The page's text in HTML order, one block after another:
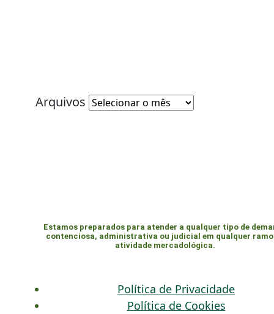
Arquivos
Estamos preparados para atender a qualquer tipo de
contenciosa, administrativa ou judicial em qualquer ramo
atividade mercadológica.
Política de Privacidade
Política de Cookies